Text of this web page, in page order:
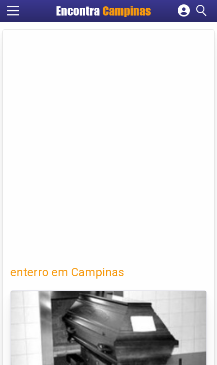
Encontra Campinas
Cadastrar empresa
enterro em Campinas